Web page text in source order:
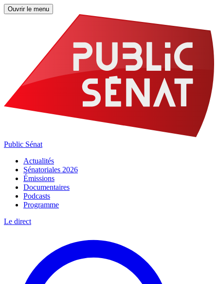
Ouvrir le menu
Public Sénat
Actualités
Sénatoriales 2026
Émissions
Documentaires
Podcasts
Programme
Le direct